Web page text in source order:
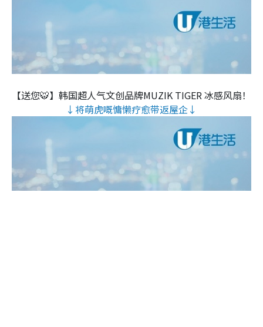
【送您🐯】韩国超人气文创品牌MUZIK TIGER 冰感风扇！
↓将萌虎嘅慵懒疗愈带返屋企↓